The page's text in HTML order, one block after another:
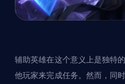
辅助英雄在这个意义上是独特
他玩家来完成任务。然而，同